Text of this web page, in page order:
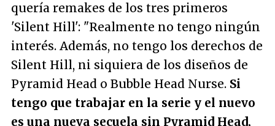
quería remakes de los tres primeros
'Silent Hill': "Realmente no tengo ningún
interés. Además, no tengo los derechos de
Silent Hill, ni siquiera de los diseños de
Pyramid Head o Bubble Head Nurse. Si
tengo que trabajar en la serie y el nuevo
es una nueva secuela sin Pyramid Head,